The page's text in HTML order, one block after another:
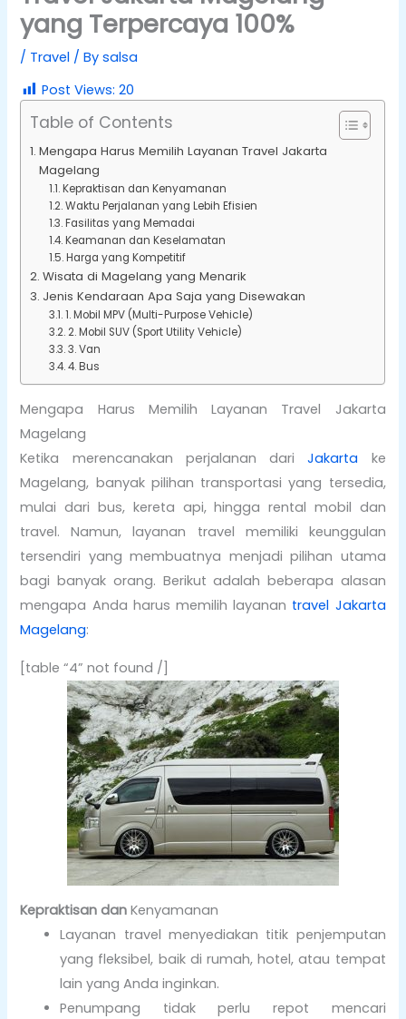
yang Terpercaya 100%
/ Travel / Bysalsa
Post Views: 20
Table of Contents
Mengapa Harus Memilih Layanan Travel Jakarta
Magelang
Kepraktisan dan Kenyamanan
Waktu Perjalanan yang Lebih Efisien
Fasilitas yang Memadai
Keamanan dan Keselamatan
Harga yang Kompetitif
Wisata di Magelang yang Menarik
Jenis Kendaraan Apa Saja yang Disewakan
1. Mobil MPV (Multi-Purpose Vehicle)
2. Mobil SUV (Sport Utility Vehicle)
3. Van
4. Bus
Mengapa Harus Memilih Layanan Travel Jakarta
Magelang
Ketika merencanakan perjalanan dariJakarta ke
Magelang, banyak pilihan transportasi yang tersedia,
mulai dari bus, kereta api, hingga rental mobil dan
travel. Namun, layanan travel memiliki keunggulan
tersendiri yang membuatnya menjadi pilihan utama
bagi banyak orang. Berikut adalah beberapa alasan
mengapa Anda harus memilih layanan travel Jakarta
Magelang:
[table “4” not found /]
Kepraktisan dan Kenyamanan
Layanan travel menyediakan titik penjemputan
yang fleksibel, baik di rumah, hotel, atau tempat
lain yang Anda inginkan.
Penumpang tidak perlu repot mencari